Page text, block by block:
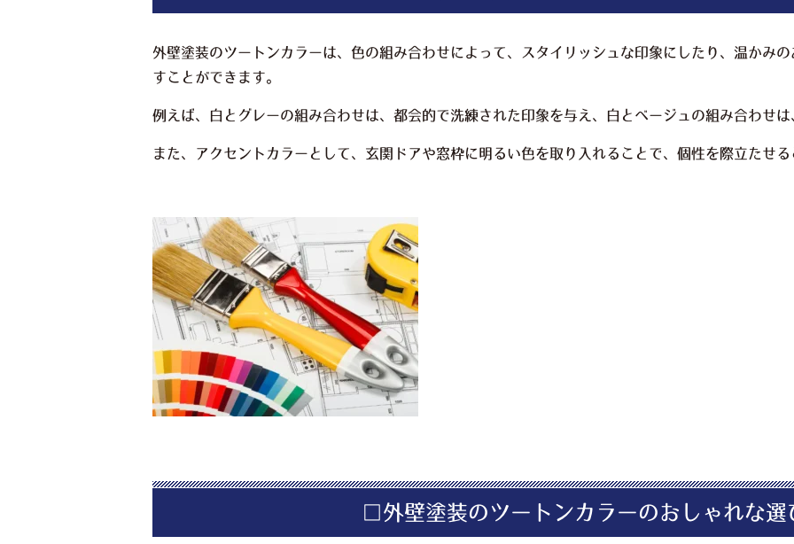
外壁塗装のツートンカラーは、色の組み合わせによって、スタイリッシュな印象にしたり、温かみ
すことができます。
例えば、白とグレーの組み合わせは、都会的で洗練された印象を与え、白とベージュの組み合わせは
また、アクセントカラーとして、玄関ドアや窓枠に明るい色を取り入れることで、個性を際立たせる
□外壁塗装のツートンカラーのおしゃれな選